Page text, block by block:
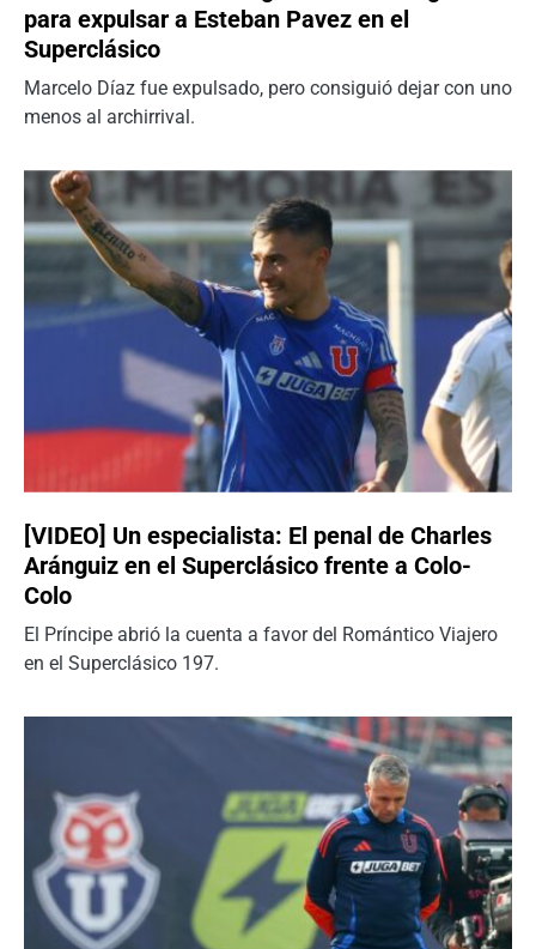
para expulsar a Esteban Pavez en el
Superclásico
Marcelo Díaz fue expulsado, pero consiguió dejar con uno
menos al archirrival.
[VIDEO] Un especialista: El penal de Charles
Aránguiz en el Superclásico frente a Colo-
Colo
El Príncipe abrió la cuenta a favor del Romántico Viajero
en el Superclásico 197.